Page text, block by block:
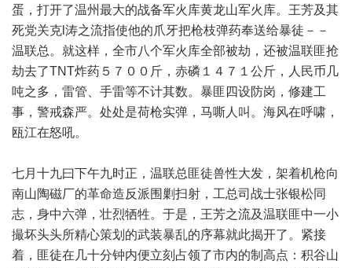
蛋，打开了温州最大的战备军火库黄龙山军火库。王芳及其
死党关克l涛之流指使他的爪牙把枪枝弹药奉送给暴徒－－
温联总。就这样，全市八个军火库全部被劫，还被温联匪抢
劫去了TNT炸药５７００斤，赤磷１４７１公斤，人民币几
吨之多，雷管、手雷等不计其数。暴匪四设防岗，修建工
事，警戒森严。处处是荷枪实弹，马嘶人叫。海风在呼啸，
瓯江在怒吼。
七月十九曰下午九时正，温联总匪徒兽性大发，架着机枪向
南山陶磁厂的革命造反派围剿扫射，工总司战士张银松同
志，身中六弹，壮烈牺牲。于是，王芳之流及温联匪中一小
撮坏头头所精心策划的武装暴乱的序幕就此揭开了。紧接
着，匪徒在几十分钟内便立刻占领了市内的制高点：积谷山